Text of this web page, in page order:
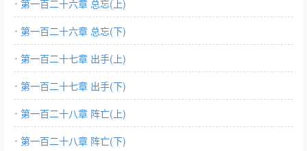
第一百二十六章 总忘(上)
第一百二十六章 总忘(下)
第一百二十七章 出手(上)
第一百二十七章 出手(下)
第一百二十八章 阵亡(上)
第一百二十八章 阵亡(下)